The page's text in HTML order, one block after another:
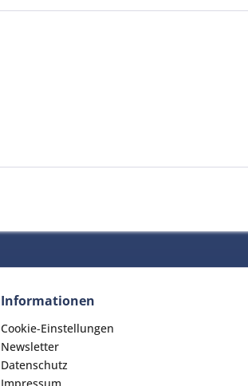
Informationen
Cookie-Einstellungen
Newsletter
Datenschutz